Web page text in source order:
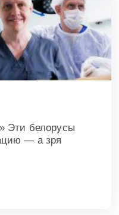
Эти белорусы
— а зря